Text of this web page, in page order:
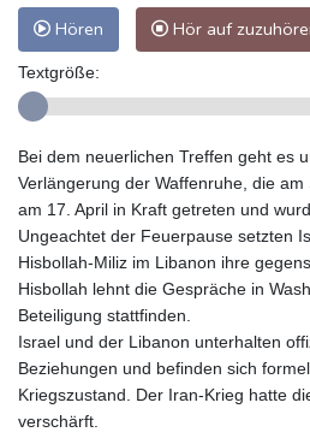
Hören Hör auf
Textgröße:
Bei dem neuerlichen Treffen geht es
Verlängerung der Waffenruhe, die
am 17. April in Kraft getreten und
Ungeachtet der Feuerpause setzten
Hisbollah-Miliz im Libanon ihre
Hisbollah lehnt die Gespräche in
Beteiligung stattfinden.
Israel und der Libanon unterhalten
Beziehungen und befinden sich
Kriegszustand. Der Iran-Krieg hatte
verschärft.